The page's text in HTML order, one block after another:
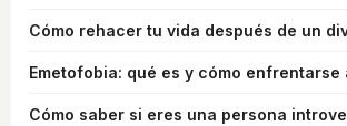
Cómo rehacer tu vida después de un
Emetofobia: qué es y cómo enfrentarse
Cómo saber si eres una persona